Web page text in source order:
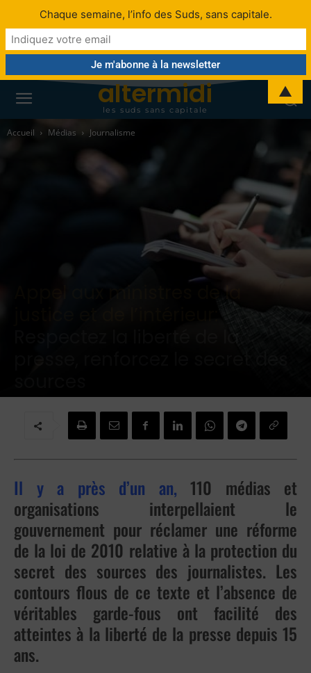
altermidi
les suds sans capitale
Accueil Médias Journalisme
Appel aux ministres de la
Respectez la liberté de la
Il y a près d’un an, 110 médias et
organisations interpellaient le
gouvernement pour réclamer une réforme
de la loi de 2010 relative à la protection du
secret des sources des journalistes. Les
contours flous de ce texte et l’absence de
véritables garde-fous ont facilité des
atteintes à la liberté de la presse depuis 15
ans.
Chaque semaine, l’info des Suds, sans capitale.
▲